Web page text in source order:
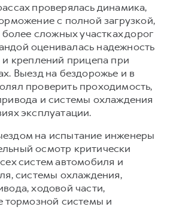
проверялась динамика,
с полной загрузкой,
сложных участках дорог
оценивалась надежность
и креплений прицепа при
Выезд на бездорожье и в
проверить проходимость,
и системы охлаждения
эксплуатации.
на испытание инженеры
осмотр критически
систем автомобиля и
системы охлаждения,
ходовой части,
тормозной системы и